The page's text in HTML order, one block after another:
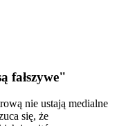
fałszywe"
nie ustają medialne
się, że